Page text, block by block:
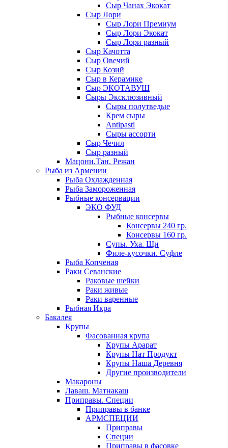
Сыр Чанах Экокат
Сыр Лори
Сыр Лори Премиум
Сыр Лори Экокат
Сыр Лори разный
Сыр Качотта
Сыр Овечий
Сыр Козий
Сыр в Керамике
Сыр ЭКОТАВУШ
Сыры Эксклюзивный
Сыры полутведые
Крем сыры
Antipasti
Сыры ассорти
Сыр Чечил
Сыр разный
Мацони.Тан. Режан
Рыба из Армении
Рыба Охлажденная
Рыба Замороженная
Рыбные консервации
ЭКО ФУД
Рыбные консервы
Консервы 240 гр.
Консервы 160 гр.
Супы. Уха. Щи
Филе-кусочки. Суфле
Рыба Копченая
Раки Севанские
Раковые шейки
Раки живые
Раки варенные
Рыбная Икра
Бакалея
Крупы
Фасованная крупа
Крупы Арарат
Крупы Нат Продукт
Крупы Наша Деревня
Другие производители
Макароны
Лаваш. Матнакаш
Приправы. Специи
Приправы в банке
АРМСПЕЦИИ
Приправы
Специи
Приправы в фасовке